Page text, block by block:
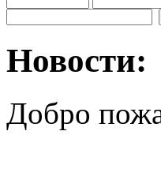
Новости:
Добро